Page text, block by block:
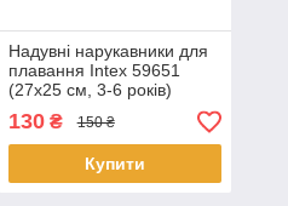
Надувні нарукавники для
плавання Intex 59651
(27х25 см, 3-6 років)
130₴ 150 ₴
Купити